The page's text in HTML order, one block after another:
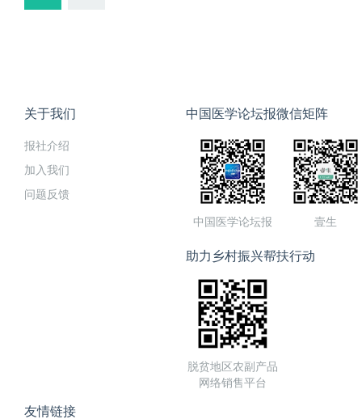
关于我们
报社介绍
加入我们
问题反馈
中国医学论坛报微信矩阵
中国医学论坛报 壹生
助力乡村振兴帮扶行动
脱贫地区农副产品
网络销售平台
友情链接